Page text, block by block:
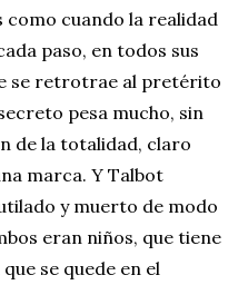
cuando la realidad
paso, en todos sus
se retrotrae al pretérito
pesa mucho, sin
de la totalidad, claro
marca. Y Talbot
y muerto de modo
eran niños, que tiene
se quede en el